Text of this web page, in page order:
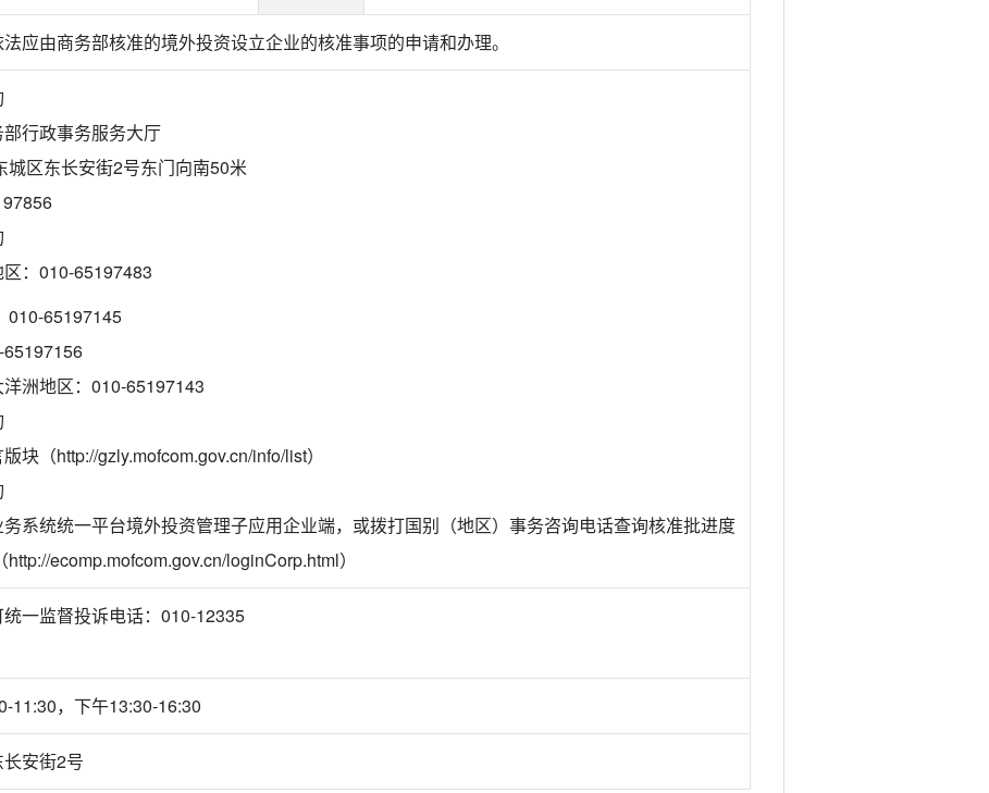
应由商务部核准的境外投资设立企业的核准事项的申请和办理。
行政事务服务大厅
城区东长安街2号东门向南50米
：010-65197483
010-65197145
洲地区：010-65197143
块（http://gzly.mofcom.gov.cn/info/list）
系统统一平台境外投资管理子应用企业端，或拨打国别（地区）事务咨询电话查询核准批进度
ecomp.mofcom.gov.cn/loginCorp.html）
一监督投诉电话：010-12335
11:30，下午13:30-16:30
安街2号